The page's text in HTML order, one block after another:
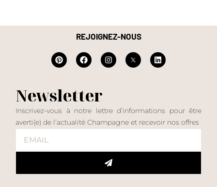
REJOIGNEZ-NOUS
Newsletter
Inscrivez-vous à notre lettre d’informations pour être
averti(e) de l’actualité Champagne et recevoir nos offres